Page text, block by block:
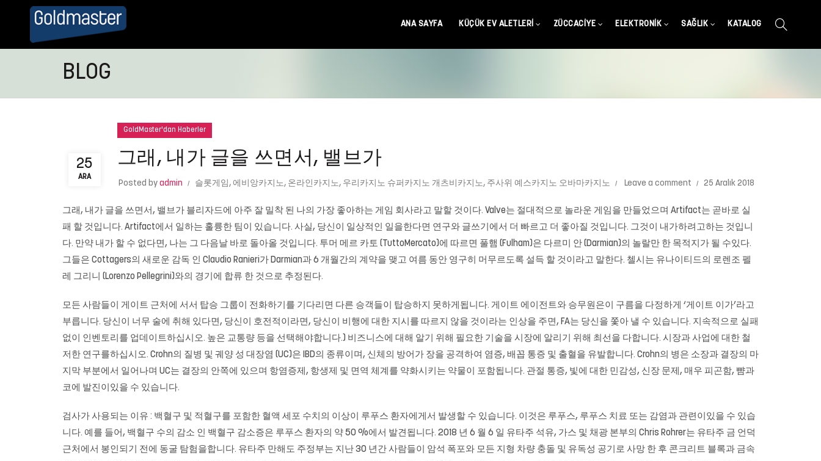
ANA SAYFA KÜÇÜK EV ALETLERI ZÜCCACIYE ELEKTRONIK SAĞLIK KATALOG
BLOG
25
ARA
GoldMaster'dan Haberler
그래, 내가 글을 쓰면서, 밸브가
Posted by admin 슬롯게임, 에비앙카지노, 온라인카지노, 우리카지노 슈퍼카지노 개츠비카지노, 주사위 예스카지노 오바마카지노 Leave a comment 25 Aralık 2018
그래, 내가 글을 쓰면서, 밸브가 블리자드에 아주 잘 밀착 된 나의 가장 좋아하는 게임 회사라고 말할 것이다. Valve는 절대적으로 놀라운 게임을 만들었으며 Artifact는 곧바로 실
패 할 것입니다. Artifact에서 일하는 훌륭한 팀이 있습니다. 사실, 당신이 일상적인 일을한다면 연구와 글쓰기에서 더 빠르고 더 좋아질 것입니다. 그것이 내가하려고하는 것입니
다. 만약 내가 할 수 없다면, 나는 그 다음날 바로 돌아올 것입니다. 투머 메르 카토 (TuttoMercato)에 따르면 풀햄 (Fulham)은 다르미 안 (Darmian)의 놀랄만 한 목적지가 될 수있다.
그들은 Cottagers의 새로운 감독 인 Claudio Ranieri가 Darmian과 6 개월간의 계약을 맺고 여름 동안 영구히 머무르도록 설득 할 것이라고 말한다. 첼시는 유나이티드의 로렌조 펠
레 그리니 (Lorenzo Pellegrini)와의 경기에 합류 한 것으로 추정된다.
모든 사람들이 게이트 근처에 서서 탑승 그룹이 전화하기를 기다리면 다른 승객들이 탑승하지 못하게됩니다. 게이트 에이전트와 승무원은이 구름을 다정하게 ‘게이트 이가’라고
부릅니다. 당신이 너무 술에 취해 있다면, 당신이 호전적이라면, 당신이 비행에 대한 지시를 따르지 않을 것이라는 인상을 주면, FA는 당신을 쫓아 낼 수 있습니다. 지속적으로 실패
없이 인벤토리를 업데이트하십시오. 높은 교통량 등을 선택해야합니다.) 비즈니스에 대해 알기 위해 필요한 기술을 시장에 알리기 위해 최선을 다합니다. 시장과 사업에 대한 철
저한 연구를하십시오. Crohn의 질병 및 궤양 성 대장염 (UC)은 IBD의 종류이며, 신체의 방어가 장을 공격하여 염증, 배꼽 통증 및 출혈을 유발합니다. Crohn의 병은 소장과 결장의 마
지막 부분에서 일어나며 UC는 결장의 안쪽에 있으며 항염증제, 항생제 및 면역 체계를 약화시키는 약물이 포함됩니다. 관절 통증, 빛에 대한 민감성, 신장 문제, 매우 피곤함, 뺨과
코에 발진이있을 수 있습니다.
검사가 사용되는 이유 : 백혈구 및 적혈구를 포함한 혈액 세포 수치의 이상이 루푸스 환자에게서 발생할 수 있습니다. 이것은 루푸스, 루푸스 치료 또는 감염과 관련이있을 수 있습
니다. 예를 들어, 백혈구 수의 감소 인 백혈구 감소증은 루푸스 환자의 약 50 %에서 발견됩니다. 2018 년 6 월 6 일 유타주 석유, 가스 및 채광 본부의 Chris Rohrer는 유타주 금 언덕
근처에서 봉인되기 전에 동굴 탐험을합니다. 유타주 만해도 주정부는 지난 30 년간 사람들이 암석 폭포와 모든 지형 차량 충돌 및 유독성 공기로 사망 한 후 콘크리트 블록과 금속